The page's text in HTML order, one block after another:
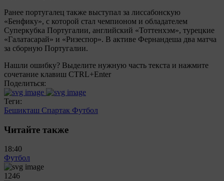
Ранее португалец также выступал за лиссабонскую
«Бенфику», с которой стал чемпионом и обладателем
Суперкубка Португалии, английский «Тоттенхэм», турецкие
«Галатасарай» и «Ризеспор». В активе Фернандеша два матча
за сборную Португалии.
Нашли ошибку? Выделите нужную часть текста и нажмите
сочетание клавиш CTRL+Enter
Поделиться:
Теги:
Бешикташ Спартак Футбол
Читайте также
18:40
Футбол
1246